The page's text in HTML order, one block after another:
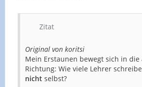
Zitat
Original von koritsi
Mein Erstaunen bewegt sich in die
Richtung: Wie viele Lehrer
nicht selbst?